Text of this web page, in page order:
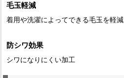
毛玉軽減
着用や洗濯によってできる毛玉を軽減
防シワ効果
シワになりにくい加工